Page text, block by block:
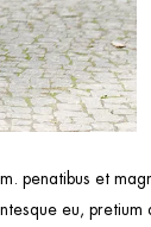
penatibus et
eu,